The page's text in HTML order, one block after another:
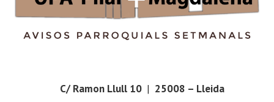
C/ Ramon Llull 10 | 25008 – Lleida